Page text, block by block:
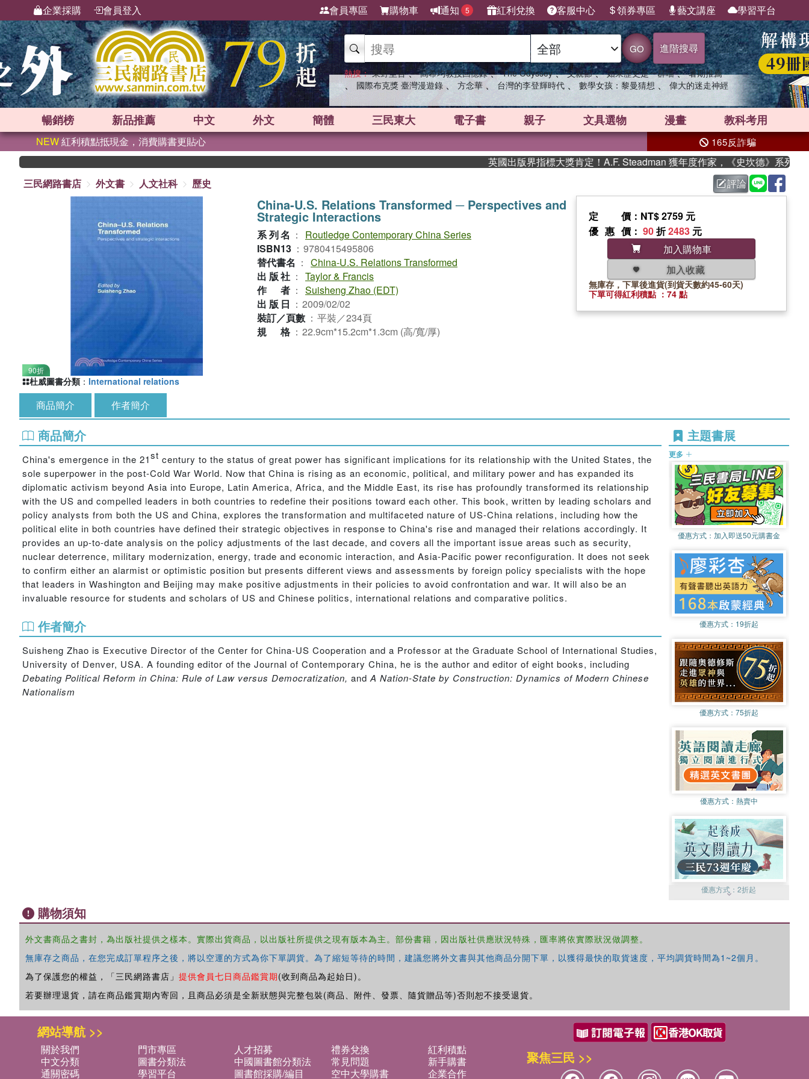
企業採購 會員登入 會員專區 購物車 通知 5 紅利兌換 客服中心 領券專區 藝文講座 學習平台
GO 進階搜尋
熱搜： 東野圭吾 、 高希均教授回憶錄 、 The Odyssey 、 父親節 、 如果歷史是一群喵 、 暑期推薦
、 國際布克獎 臺灣漫遊錄 、 方念華 、 台灣的李登輝時代 、 數學女孩：黎曼猜想 、 偉大的迷走神經
暢銷榜 新品推薦 中文 外文 簡體 三民東大 電子書 親子 文具選物 漫畫 教科考用
NEW紅利積點抵現金，消費購書更貼心 165反詐騙
英國出版界指標大獎肯定！A.F. Steadman 獲年度作家，《史坎德》系列帶你踏
三民網路書店
外文書 人文社科 歷史 評論
90折
China-U.S. Relations Transformed ─ Perspectives and
Strategic Interactions
系列名 ：
Routledge Contemporary China Series
ISBN13 ： 9780415495806
替代書名 ： China-U.S. Relations Transformed
出版社 ： Taylor & Francis
作者 ： Suisheng Zhao (EDT)
出版日 ： 2009/02/02
裝訂／頁數 ： 平裝／234頁
規格 ： 22.9cm*15.2cm*1.3cm (高/寬/厚)
定價 ：NT$ 2759 元
優惠價 ： 90折2483 元
加入購物車
加入收藏
無庫存，下單後進貨(到貨天數約45-60天)
下單可得紅利積點 ：74 點
杜威圖書分類 ： International relations
商品簡介 作者簡介
商品簡介
China's emergence in the 21st century to the status of great power has significant implications for its relationship with the United States, the
sole superpower in the post-Cold War World. Now that China is rising as an economic, political, and military power and has expanded its
diplomatic activism beyond Asia into Europe, Latin America, Africa, and the Middle East, its rise has profoundly transformed its relationship
with the US and compelled leaders in both countries to redefine their positions toward each other. This book, written by leading scholars and
policy analysts from both the US and China, explores the transformation and multifaceted nature of US-China relations, including how the
political elite in both countries have defined their strategic objectives in response to China's rise and managed their relations accordingly. It
provides an up-to-date analysis on the policy adjustments of the last decade, and covers all the important issue areas such as security,
nuclear deterrence, military modernization, energy, trade and economic interaction, and Asia-Pacific power reconfiguration. It does not seek
to confirm either an alarmist or optimistic position but presents different views and assessments by foreign policy specialists with the hope
that leaders in Washington and Beijing may make positive adjustments in their policies to avoid confrontation and war. It will also be an
invaluable resource for students and scholars of US and Chinese politics, international relations and comparative politics.
作者簡介
Suisheng Zhao is Executive Director of the Center for China-US Cooperation and a Professor at the Graduate School of International Studies,
University of Denver, USA. A founding editor of the Journal of Contemporary China, he is the author and editor of eight books, including
Debating Political Reform in China: Rule of Law versus Democratization, and A Nation-State by Construction: Dynamics of Modern Chinese
Nationalism
主題書展
更多
優惠方式： 加入即送50元購書金
優惠方式： 19折起
優惠方式： 75折起
優惠方式： 熱賣中
優惠方式：2折起
購物須知
外文書商品之書封，為出版社提供之樣本。實際出貨商品，以出版社所提供之現有版本為主。部份書籍，因出版社供應狀況特殊，匯率將依實際狀況做調整。
無庫存之商品，在您完成訂單程序之後，將以空運的方式為你下單調貨。為了縮短等待的時間，建議您將外文書與其他商品分開下單，以獲得最快的取貨速度，平均調貨時間為1~2個月。
為了保護您的權益，「三民網路書店」 提供會員七日商品鑑賞期(收到商品為起始日)。
若要辦理退貨，請在商品鑑賞期內寄回，且商品必須是全新狀態與完整包裝(商品、附件、發票、隨貨贈品等)否則恕不接受退貨。
網站導航 >>
關於我們 門市專區 人才招募 禮券兌換
紅利積點
中文分類
圖書分類法 中國圖書館分類法 常見問題
新手購書
通關密碼
學習平台 圖書館採購/編目 空中大學購書
企業合作
聚焦三民 >>